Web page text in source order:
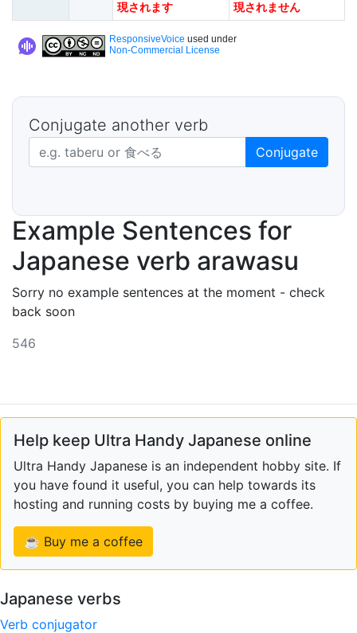
現されます
現されません
ResponsiveVoice used under
Non-Commercial License
Conjugate another verb
Japanese verb in dictionary form Conjugate
Example Sentences for
Japanese verb arawasu
Sorry no example sentences at the moment - check
back soon
546
Help keep Ultra Handy Japanese online
Ultra Handy Japanese is an independent hobby site. If
you have found it useful, you can help towards its
hosting and running costs by buying me a coffee.
☕ Buy me a coffee
Japanese verbs
Verb conjugator